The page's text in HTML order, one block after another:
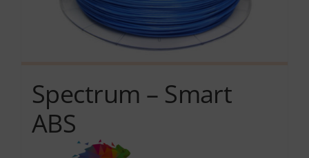
Spectrum – Smart
ABS